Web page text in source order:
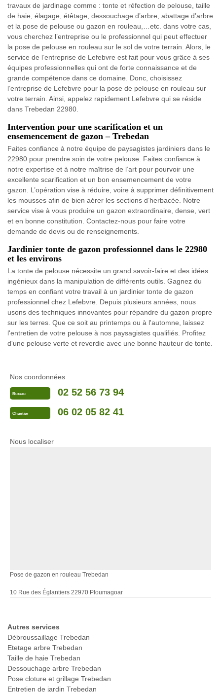
travaux de jardinage comme : tonte et réfection de pelouse, taille
de haie, élagage, étêtage, dessouchage d’arbre, abattage d’arbre
et la pose de pelouse ou gazon en rouleau,…etc. dans votre cas,
vous cherchez l’entreprise ou le professionnel qui peut effectuer
la pose de pelouse en rouleau sur le sol de votre terrain. Alors, le
service de l’entreprise de Lefebvre est fait pour vous grâce à ses
équipes professionnelles qui ont de forte connaissance et de
grande compétence dans ce domaine. Donc, choisissez
l’entreprise de Lefebvre pour la pose de pelouse en rouleau sur
votre terrain. Ainsi, appelez rapidement Lefebvre qui se réside
dans Trebedan 22980.
Intervention pour une scarification et un
ensemencement de gazon – Trebedan
Faites confiance à notre équipe de paysagistes jardiniers dans le
22980 pour prendre soin de votre pelouse. Faites confiance à
notre expertise et à notre maîtrise de l’art pour pourvoir une
excellente scarification et un bon ensemencement de votre
gazon. L’opération vise à réduire, voire à supprimer définitivement
les mousses afin de bien aérer les sections d’herbacée. Notre
service vise à vous produire un gazon extraordinaire, dense, vert
et en bonne constitution. Contactez-nous pour faire votre
demande de devis ou de renseignements.
Jardinier tonte de gazon professionnel dans le 22980
et les environs
La tonte de pelouse nécessite un grand savoir-faire et des idées
ingénieux dans la manipulation de différents outils. Gagnez du
temps en confiant votre travail à un jardinier tonte de gazon
professionnel chez Lefebvre. Depuis plusieurs années, nous
usons des techniques innovantes pour répandre du gazon propre
sur les terres. Que ce soit au printemps ou à l'automne, laissez
l'entretien de votre pelouse à nos paysagistes qualifiés. Profitez
d'une pelouse verte et reverdie avec une bonne hauteur de tonte.
Nos coordonnées
Bureau 02 52 56 73 94
Chantier 06 02 05 82 41
Nous localiser
Pose de gazon en rouleau Trebedan
10 Rue des Églantiers 22970 Ploumagoar
Autres services
Débroussaillage Trebedan
Etetage arbre Trebedan
Taille de haie Trebedan
Dessouchage arbre Trebedan
Pose cloture et grillage Trebedan
Entretien de jardin Trebedan